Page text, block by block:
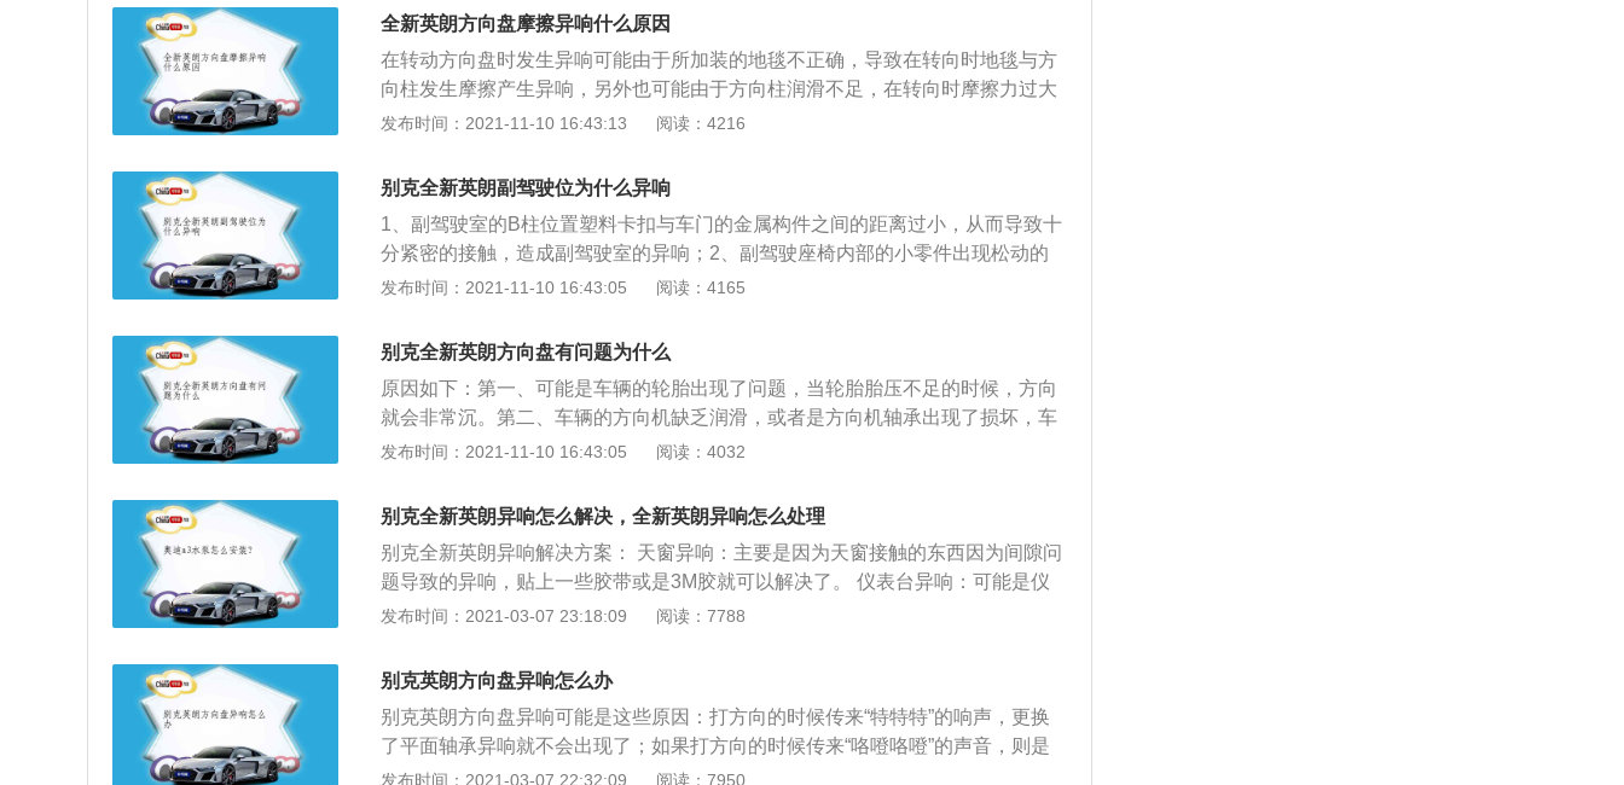
操作方式会加大液压和电子助力转向机的负荷，减少相关部件的使用寿命；解决
方法：磨损的轮胎需要更换，避免多次使用这种不恰当的操作方式；9、方向盘
打死产生异响，不管是什么车型，该操作都会导致异响，而且很容易损坏助力
泵。解决方法：更换损坏的助力泵；10、转向柱与脚垫之间的摩擦，导致转向异
响；解决方法：这点是比较常见，如果汽车后安装的脚垫太大，与转向柱有着直
脚垫即可；11、转向横拉杆球头老化，导致转向异响；解决方法：这个就需要更
换转向横拉杆球头，而且在更换之后还需做四轮定位。
产生异响，如果确认是车辆故障，应当与厂家协商。2.摩擦产生异响、固定螺丝
没有拧紧，或者是安装不正确等故障，在摩擦处添涂润滑油、拧紧螺丝，或重新
正确安装相关零部件即可。3.原地打方向：在承受车身重量的同时，前轮还要移
动转向，会加剧轮胎的磨损。只要车辆在移动，即使速度非常缓慢，转向也会变
得更轻松。同时，这种不恰当的操作方式会加大液压和电子助力转向机的负荷，
会导致异响，而且很容易损坏助力泵。
全新英朗方向盘摩擦异响什么原因
在转动方向盘时发生异响可能由于所加装的地毯不正确，导致在转向时地毯与方
向柱发生摩擦产生异响，另外也可能由于方向柱润滑不足，在转向时摩擦力过大
而使金属间摩擦产生异响。当车辆发生异响时，需要观察车辆具体的声音来源，
动机怠速或者低转速状态下异响缭乱，而在急减速情况下发出短暂的异响，则有
可能发动机的正时齿轮螺丝存在松动或者已经发生损坏导致，另外也有可能发动
机的曲轴发生折断现象或者活塞销上的衬套发生松动等；而在急加速时产生异
响，并且在高转速状态下仍存在异响，多可能发动机内部的连杆轴承松动而产生
的金属撞击异响，也可能轴瓦存在了烧熔导致整体尺寸发生变化导致。在发动机
发布时间：2021-11-10 16:43:13 阅读：4216
别克全新英朗副驾驶位为什么异响
1、副驾驶室的B柱位置塑料卡扣与车门的金属构件之间的距离过小，从而导致十
分紧密的接触，造成副驾驶室的异响；2、副驾驶座椅内部的小零件出现松动的
现象，从而导致车辆在行驶的过程当中摩擦加大，造成异响；3、副驾驶室的中
英朗的时候，除了副驾驶会发出一些异响，还有常见的异响是车辆的中控台发出
异响，但是中控台想的主要原因是中控导航面板和导航一体机发出摩擦而发出的
异响，想要消除异响只需要在摩擦的地方安装一些止震材料即可解决；除此之
外，中控台塑料模具在安装的时候出现位移，在车辆颠簸的过程当中也会发出很
明显的异响，这种现象的解决措施只需要垫上胶皮类的东西阻隔一下就好了。
发布时间：2021-11-10 16:43:05 阅读：4165
别克全新英朗方向盘有问题为什么
原因如下：第一、可能是车辆的轮胎出现了问题，当轮胎胎压不足的时候，方向
就会非常沉。第二、车辆的方向机缺乏润滑，或者是方向机轴承出现了损坏，车
主将对应的零件更换之后问题即可解决。当车主发现方向盘出现问题时，首先应
充气，恢复到正常胎压之后问题自然得以解决。不过大多数情况下，方向盘出现
问题都是由于车辆的方向机润滑油过于缺乏，才导致出现这种问题。车主只需要
给方向机做一次润滑就可以了。还有部分车主反应，方向盘出问题是因为方向机
助力液压油出现了泄露，对泄露的地方进行修复，然后重新更换液压油之后，问
题解决。
发布时间：2021-11-10 16:43:05 阅读：4032
别克全新英朗异响怎么解决，全新英朗异响怎么处理
别克全新英朗异响解决方案： 天窗异响：主要是因为天窗接触的东西因为间隙问
题导致的异响，贴上一些胶带或是3M胶就可以解决了。 仪表台异响：可能是仪
表台固定卡扣的间隙过大产生了异响，可以用3M胶将卡扣缠住就可以解决了。
过加抹黄油来解决 中控异响：主要原因是中控导航面板和导航一体机摩擦，加上
止震材料就可以解决。中控台塑料模具有偏差或安装有移位，颠簸造成相互摩擦
挤压松动出的声音，找到响的位置确认摩擦点，垫上胶皮类的东西阻隔一下就好
了，有很好的缓冲作用。
发布时间：2021-03-07 23:18:09 阅读：7788
别克英朗方向盘异响怎么办
别克英朗方向盘异响可能是这些原因：打方向的时候传来“特特特”的响声，更换
了平面轴承异响就不会出现了；如果打方向的时候传来“咯噔咯噔”的声音，则是
转向机故障；检查方向机下面是否缠绕了隔音棉或脏物； 方向盘塑料材质比较
发布时间：2021-03-07 22:32:09 阅读：7950